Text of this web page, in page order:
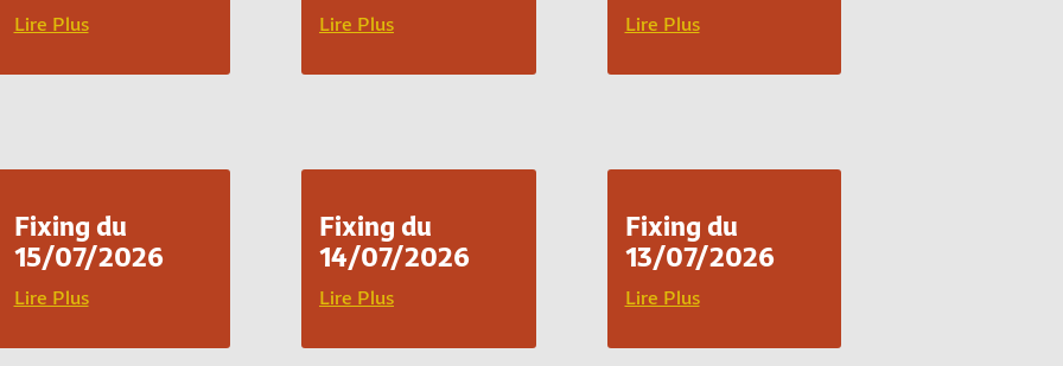
Lire Plus Lire Plus Lire Plus
Fixing du
15/07/2026
Lire Plus
Fixing du
14/07/2026
Lire Plus
Fixing du
13/07/2026
Lire Plus